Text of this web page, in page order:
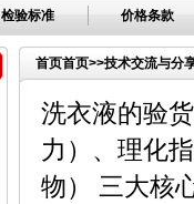
检验标准 价格条款
首页首页>>技术交流与分
洗衣液的验
力）、理化
物） 三大核